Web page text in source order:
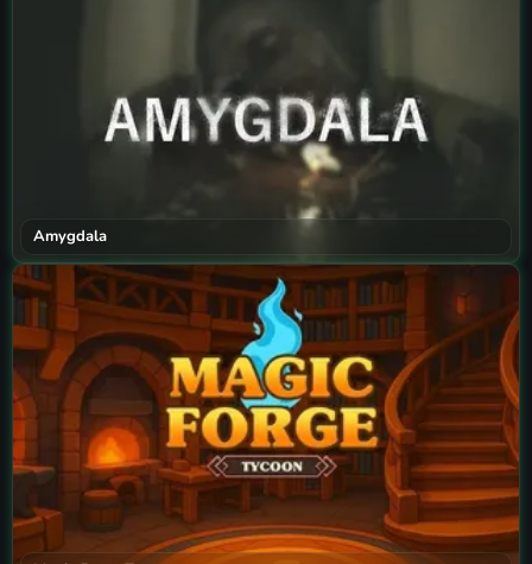
Amygdala